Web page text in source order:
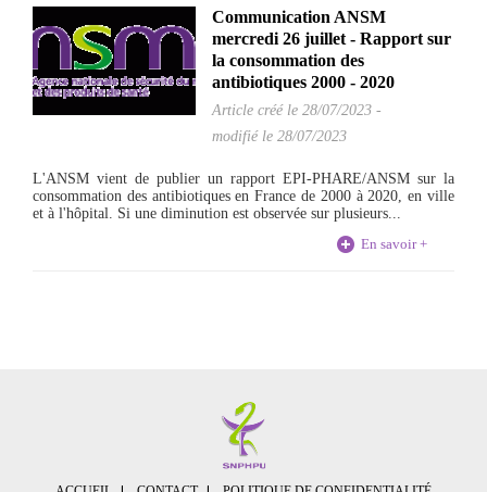
Communication ANSM
mercredi 26 juillet - Rapport sur
la consommation des
antibiotiques 2000 - 2020
Article créé le 28/07/2023 -
modifié le 28/07/2023
L'ANSM vient de publier un rapport EPI-PHARE/ANSM sur la
consommation des antibiotiques en France de 2000 à 2020, en ville
et à l'hôpital. Si une diminution est observée sur plusieurs...
En savoir +